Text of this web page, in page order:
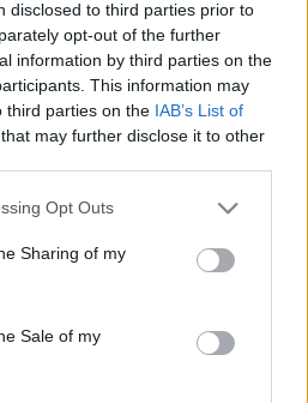
disclosed to third parties prior to
opt-out of the further
information by third parties on the
This information may
third parties on the IAB’s List of
that may further disclose it to other
app uses one or more Google
behaviour. You may click to
and its third-party tags to
purposes in below Google
Opt Outs
Sharing of my
Sale of my
egyáltalán?
az, aki tudja, hogyan
vicces videó megmutatja!
Ivett• 2017. február 11.
ismerete) nem egyenlő a
mégis a változás?
esetben miért is olyan
film azt is kiválóan